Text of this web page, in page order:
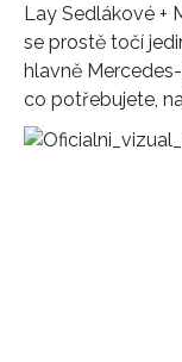
Lay Sedlákové +
se prostě točí
hlavně
co potřebujete,